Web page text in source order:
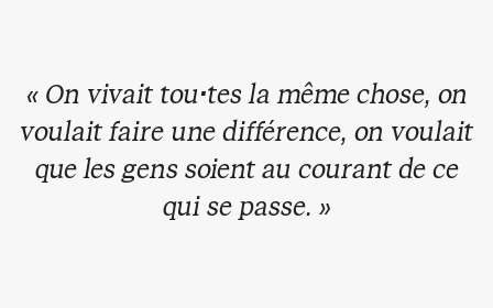
« On vivait tou·tes la même chose, on
voulait faire une différence, on voulait
que les gens soient au courant de ce
qui se passe. »